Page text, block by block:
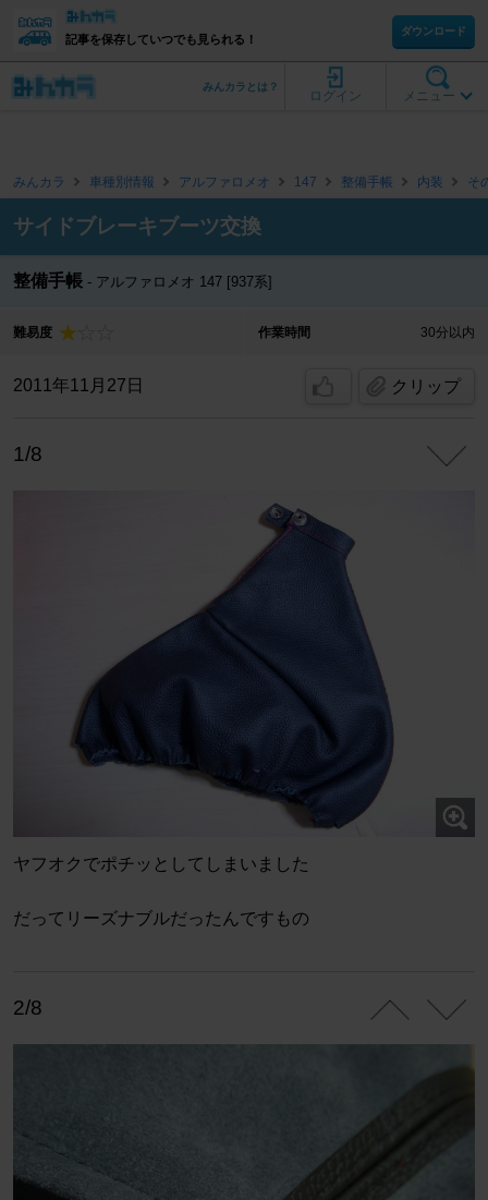
記事を保存していつでも見られる！
ダウンロード
メニュー
ログイン
みんカラとは？
みんカラ 車種別情報 アルファロメオ 147 整備手帳 内装 そ
サイドブレーキブーツ交換
整備手帳 アルファロメオ 147 [937系]
難易度 作業時間 30分以内
2011年11月27日 クリップ
1/8
ヤフオクでポチッとしてしまいました
だってリーズナブルだったんですもの
2/8